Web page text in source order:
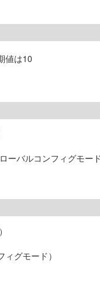
値は10
ィグモード）